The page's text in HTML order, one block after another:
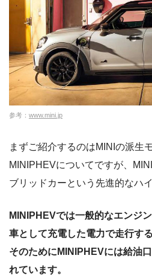
参考： www.mini.jp
まずご紹介するのはMINIの派生
MINIPHEVについてですが、
ブリッドカーという先進的なハ
MINIPHEVでは一般的なエンジ
車として充電した電力で走行す
そのためにMINIPHEVには給油
れています。